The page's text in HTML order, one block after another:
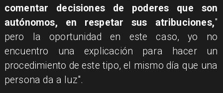
comentar decisiones de poderes que son
autónomos, en respetar sus atribuciones,"
pero la oportunidad en este caso, yo no
encuentro una explicación para hacer un
procedimiento de este tipo, el mismo día que una
persona da a luz".